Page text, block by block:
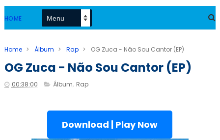
HOME
Home > Álbum > Rap > OG Zuca - Não Sou Cantor (EP)
OG Zuca - Não Sou Cantor (EP)
00:38:00 Álbum, Rap
Download | Play Now